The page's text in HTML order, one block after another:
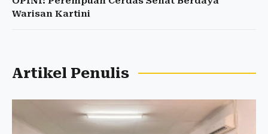
Warisan Kartini
Artikel Penulis